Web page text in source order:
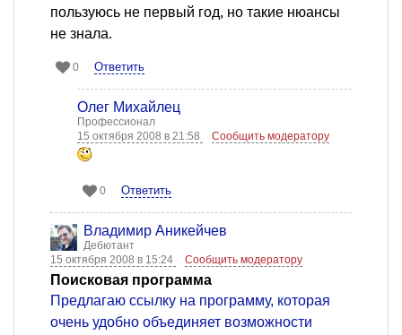
пользуюсь не первый год, но такие нюансы
не знала.
0 Ответить
Олег Михайлец
Профессионал
15 октября 2008 в 21:58
Сообщить модератору
0 Ответить
Владимир Аникейчев
Дебютант
15 октября 2008 в 15:24
Сообщить модератору
Поисковая программа
Предлагаю ссылку на программу, которая
очень удобно объединяет возможности